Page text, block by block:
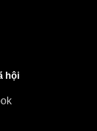
hội